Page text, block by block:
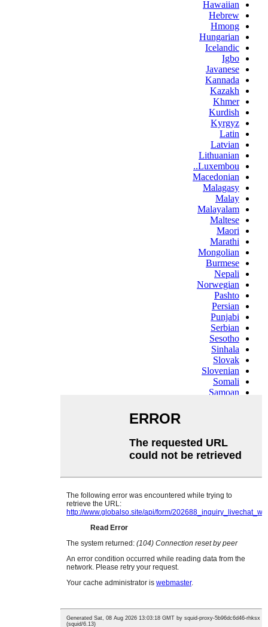
Hawaiian
Hebrew
Hmong
Hungarian
Icelandic
Igbo
Javanese
Kannada
Kazakh
Khmer
Kurdish
Kyrgyz
Latin
Latvian
Lithuanian
Luxembou..
Macedonian
Malagasy
Malay
Malayalam
Maltese
Maori
Marathi
Mongolian
Burmese
Nepali
Norwegian
Pashto
Persian
Punjabi
Serbian
Sesotho
Sinhala
Slovak
Slovenian
Somali
Samoan
Swahili
Tajik
Telugu
Ukrainian
Urdu
Welsh
Xhosa
Yiddish
Tatar
Oriya